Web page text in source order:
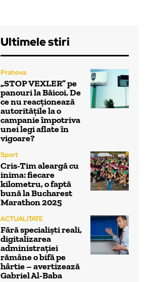
Ultimele stiri
Prahova
„STOP VEXLER” pe
panouri la Băicoi. De
ce nu reacționează
autoritățile la o
campanie împotriva
unei legi aflate în
vigoare?
Sport
Cris-Tim aleargă cu
inima: fiecare
kilometru, o faptă
bună la Bucharest
Marathon 2025
ACTUALITATE
Fără specialiști reali,
digitalizarea
administrației
rămâne o bifă pe
hârtie – avertizează
Gabriel Al-Baba